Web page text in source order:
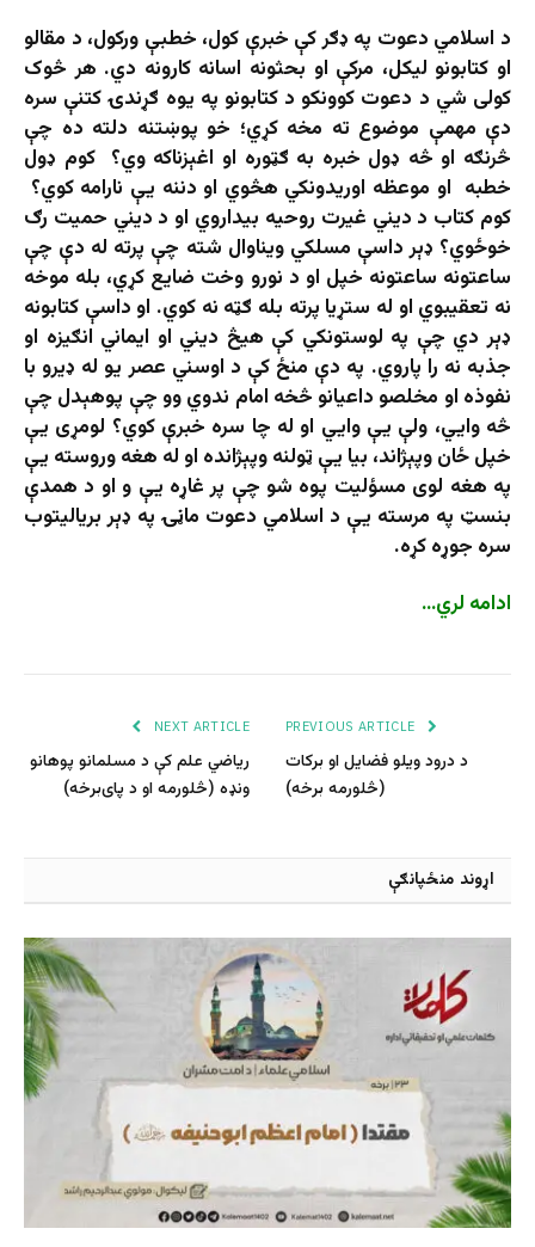
د اسلامي دعوت په ډګر کې خبرې کول، خطبې ورکول، د مقالو
او کتابونو لیکل، مرکې او بحثونه اسانه کارونه دي. هر څوک
کولی شي د دعوت کوونکو د کتابونو په یوه ګړندۍ کتنې سره
دې مهمې موضوع ته مخه کړي؛ خو پوښتنه دلته ده چې
څرنګه او څه ډول خبره به ګټوره او اغېزناکه وي؟ کوم ډول
خطبه او موعظه اوریدونکي هڅوي او دننه یې نارامه کوي؟
کوم کتاب د دیني غیرت روحیه بیداروي او د دیني حمیت رګ
خوځوي؟ ډېر داسې مسلکي ويناوال شته چې پرته له دې چې
ساعتونه ساعتونه خپل او د نورو وخت ضايع کړي، بله موخه
نه تعقیبوي او له ستړيا پرته بله ګټه نه کوي. او داسې کتابونه
ډېر دي چې په لوستونکي کې هیڅ دیني او ایماني انګیزه او
جذبه نه را پاروي. په دې منځ کې د اوسني عصر يو له ډيرو با
نفوذه او مخلصو داعیانو څخه امام ندوي وو چې پوهېدل چې
څه وايي، ولې يې وایي او له چا سره خبرې کوي؟ لومړی یې
خپل ځان وپېژاند، بیا یې ټولنه وپېژانده او له هغه وروسته یې
په هغه لوی مسؤلیت پوه شو چې پر غاړه یې و او د همدې
بنسټ په مرسته یې د اسلامي دعوت ماڼۍ په ډېر بریالیتوب
سره جوړه کړه.
ادامه لري…
د درود ویلو فضایل او برکات
(څلورمه برخه)
NEXT ARTICLE
رياضي علم کې د مسلمانو پوهانو
ونډه (څلورمه او د پای‌برخه)
اړوند منځپانګې